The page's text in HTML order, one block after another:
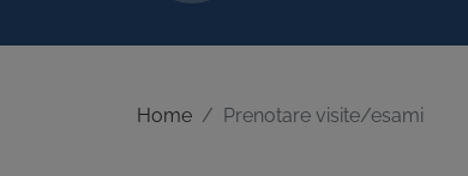
Home Prenotare visite/esami